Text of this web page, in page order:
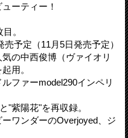
ーティー！
。
予定（11月5日発売予定）
の中西俊博（ヴァイオリ
用。
ファーmodel290インペリ
"紫陽花"を再収録。
ワンダーのOverjoyed、ジ